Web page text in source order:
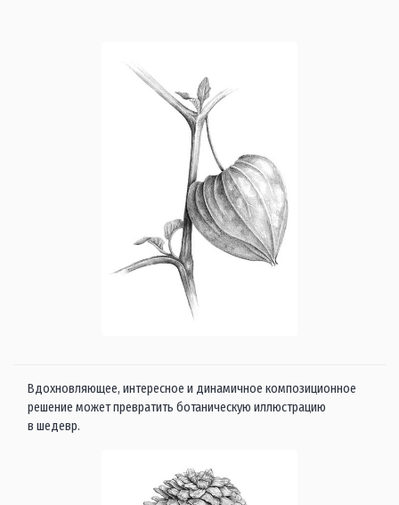
Вдохновляющее, интересное и динамичное композиционное
решение может превратить ботаническую иллюстрацию
в шедевр.